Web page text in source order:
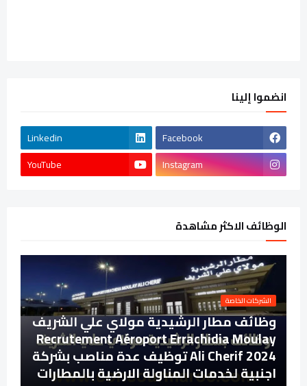
انضموا إلينا
Facebook
Linkedin
Instagram
YouTube
الوظائف الاكثر مشاهدة
الشركات الخاصة
وظائف مطار الرشيدية مولاي علي الشريف
Recrutement Aéroport Errachidia Moulay
Ali Cherif 2024 توظيف عدة مناصب بشركة
اجنبية لخدمات المناولة الارضية بالمطارات